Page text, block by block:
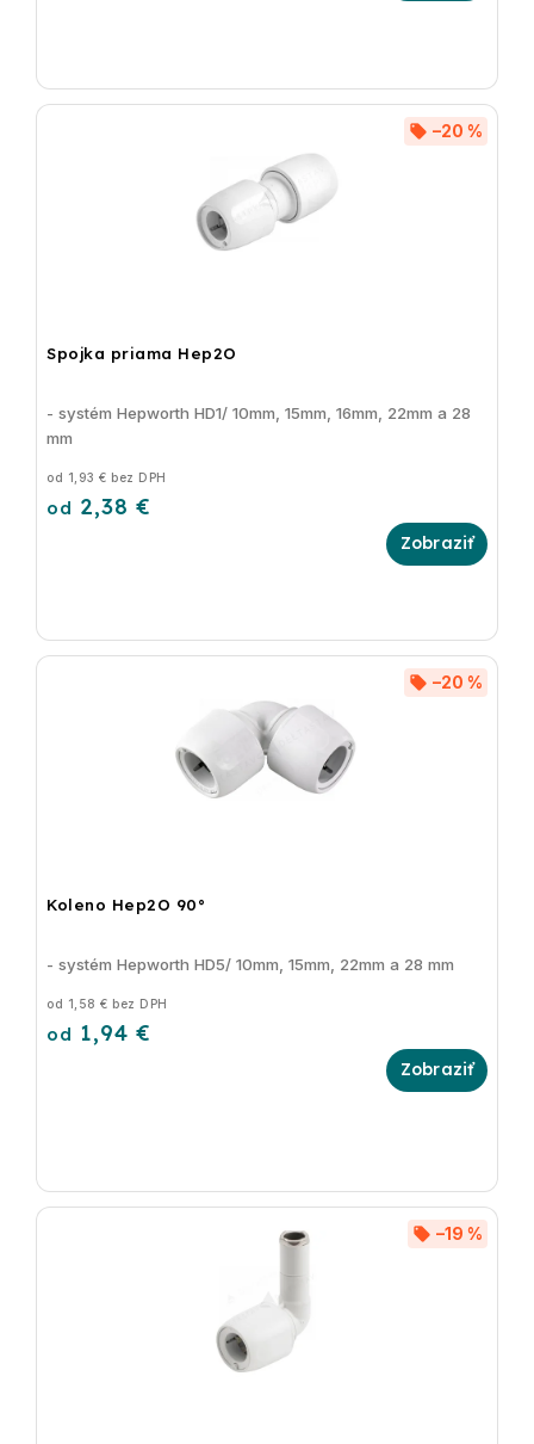
Spojka priama Hep2O
–20 %
od 1,93 € bez DPH
od 2,38 €
- systém Hepworth HD1/ 10mm, 15mm, 16mm, 22mm a 28
mm
Koleno Hep2O 90°
–20 %
od 1,58 € bez DPH
od 1,94 €
- systém Hepworth HD5/ 10mm, 15mm, 22mm a 28 mm
–19 %